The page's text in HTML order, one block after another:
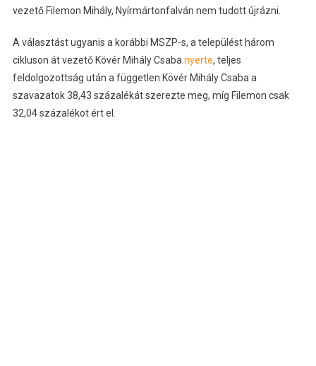
vezető Filemon Mihály, Nyírmártonfalván nem tudott újrázni.
A választást ugyanis a korábbi MSZP-s, a települést három
cikluson át vezető Kövér Mihály Csabanyerte, teljes
feldolgozottság után a független Kövér Mihály Csaba a
szavazatok 38,43 százalékát szerezte meg, míg Filemon csak
32,04 százalékot ért el.